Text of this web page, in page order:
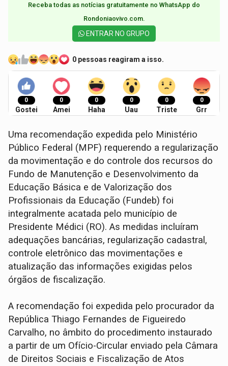
Receba todas as notícias gratuitamente no WhatsApp do
Rondoniaovivo.com.​
ENTRAR NO GRUPO
0 pessoas reagiram a isso.
0
Gostei
0
Amei
0
Haha
0
Uau
0
Triste
0
Grr
Uma recomendação expedida pelo Ministério
Público Federal (MPF) requerendo a regularização
da movimentação e do controle dos recursos do
Fundo de Manutenção e Desenvolvimento da
Educação Básica e de Valorização dos
Profissionais da Educação (Fundeb) foi
integralmente acatada pelo município de
Presidente Médici (RO). As medidas incluíram
adequações bancárias, regularização cadastral,
controle eletrônico das movimentações e
atualização das informações exigidas pelos
órgãos de fiscalização.
A recomendação foi expedida pelo procurador da
República Thiago Fernandes de Figueiredo
Carvalho, no âmbito do procedimento instaurado
a partir de um Ofício-Circular enviado pela Câmara
de Direitos Sociais e Fiscalização de Atos